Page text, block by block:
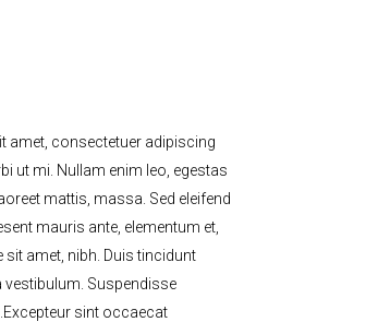
amet, consectetuer adipiscing
ut mi. Nullam enim leo, egestas
mattis, massa. Sed eleifend
mauris ante, elementum et,
sit amet, nibh. Duis tincidunt
vestibulum. Suspendisse
sint occaecat